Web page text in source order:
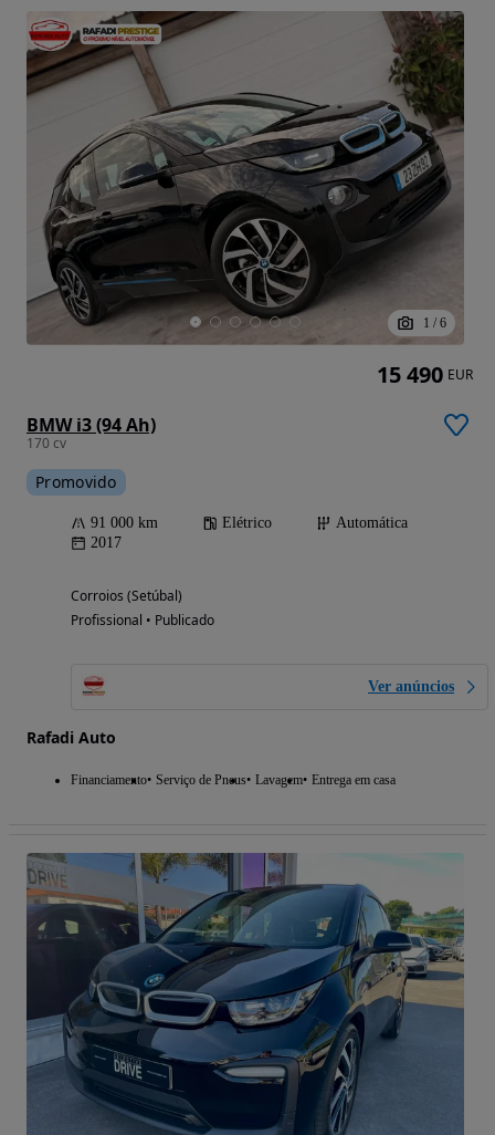
1 / 6
BMW i3 (94 Ah)
170 cv
Promovido
91 000 km Elétrico
Automática
2017
Corroios (Setúbal)
Profissional • Publicado
Ver anúncios
Rafadi Auto
Financiamento Serviço de Pneus Lavagem Entrega em casa
15 490 EUR